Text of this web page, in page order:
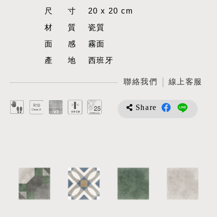
尺寸20 x 20 cm
材質瓷質
面感霧面
產地西班牙
聯絡我們 線上客服
Share